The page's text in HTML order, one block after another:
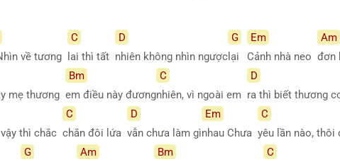
về tương
C
lai thì tất
D
nhiên không nhìn ngược
G
lại
Em
Cảnh nhà neo
Am
đơn
mẹ thương
Bm
em điều này đương
C
nhiên, vì ngoài em
D
ra thì biết thương
vậy thì chắc
C
chắn đôi lứa
D
vẫn chưa làm gì
Em
nhau Chưa
C
yêu lần nào, thôi
G
Am
Bm
C